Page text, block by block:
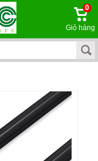
0
Giỏ hàng